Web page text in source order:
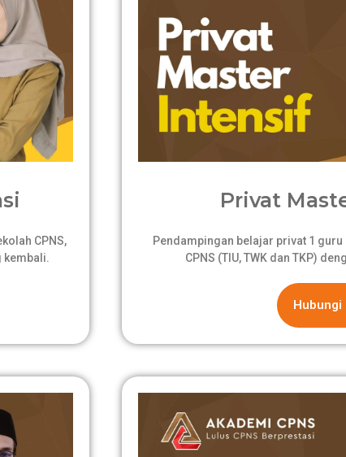
CPNS,
kembali.
Privat
Pendampingan belajar privat 1
CPNS (TIU, TWK dan TKP)
Hubungi